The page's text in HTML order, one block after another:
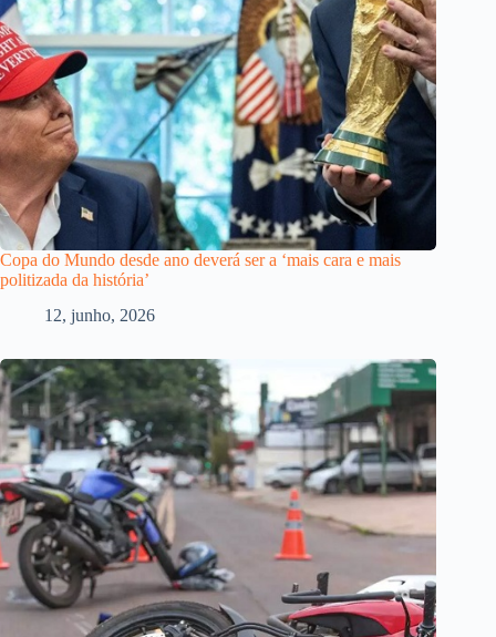
Copa do Mundo desde ano deverá ser a ‘mais cara e mais
politizada da história’
12, junho, 2026